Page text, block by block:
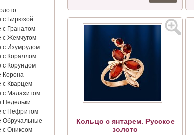
с Бирюзой
с Гранатом
с Жемчугом
с Изумрудом
с Кораллом
с Корундом
Корона
с Кварцем
с Малахитом
Недельки
с Нефритом
Обручальные
с Ониксом
Кольцо с янтарем. Русское
золото